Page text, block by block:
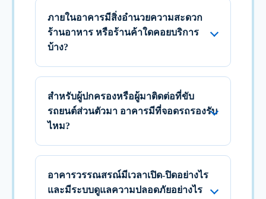
ภายในอาคารมีสิ่งอำนวยความสะดวก
ร้านอาหาร หรือร้านค้าใดคอยบริการ
บ้าง?
สำหรับผู้ปกครองหรือผู้มาติดต่อที่ขับ
รถยนต์ส่วนตัวมา อาคารมีที่จอดรถรองรับ
ไหม?
อาคารวรรณสรณ์มีเวลาเปิด-ปิดอย่างไร
และมีระบบดูแลความปลอดภัยอย่างไร